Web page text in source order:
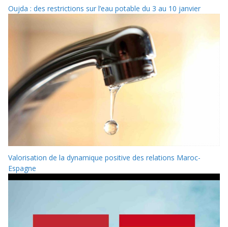
Oujda : des restrictions sur l’eau potable du 3 au 10 janvier
Valorisation de la dynamique positive des relations Maroc-
Espagne